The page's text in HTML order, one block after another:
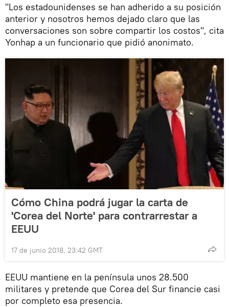
"Los estadounidenses se han adherido a su posición
anterior y nosotros hemos dejado claro que las
conversaciones son sobre compartir los costos", cita
Yonhap a un funcionario que pidió anonimato.
Cómo China podrá jugar la carta de
'Corea del Norte' para contrarrestar a
EEUU
17 de junio 2018, 23:42 GMT
EEUU mantiene en la península unos 28.500
militares y pretende que Corea del Sur financie casi
por completo esa presencia.